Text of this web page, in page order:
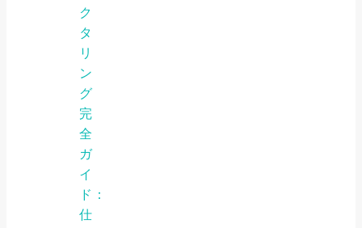
ク
タ
リ
ン
グ
完
全
ガ
イ
ド：
仕